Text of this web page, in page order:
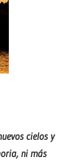
cielos y
ni más